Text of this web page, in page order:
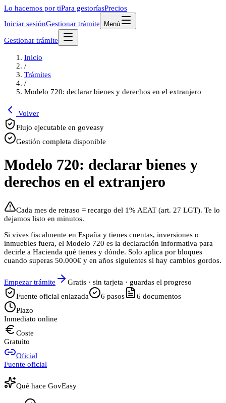
Lo hacemos por tiPara gestoríasPrecios
Iniciar sesiónGestionar trámite Menú
Gestionar trámite
Inicio
/
Trámites
/
Modelo 720: declarar bienes y derechos en el extranjero
Volver
Flujo ejecutable en goveasy
Gestión completa disponible
Modelo 720: declarar bienes y
derechos en el extranjero
Cada mes de retraso = recargo del 1% AEAT (art. 27 LGT). Te lo
dejamos listo en minutos.
Si vives fiscalmente en España y tienes cuentas, inversiones o
inmuebles fuera, el Modelo 720 es la declaración informativa para
decirle a Hacienda qué tienes y dónde. Solo aplica por bloques
cuando superas 50.000€ y en años siguientes si hay cambios gordos.
Empezar trámite
Gratis · sin tarjeta · guardas el progreso
Fuente oficial enlazada
6 pasos 6 documentos
Plazo
Inmediato online
Coste
Gratuito
Oficial
Fuente oficial
Qué hace GovEasy